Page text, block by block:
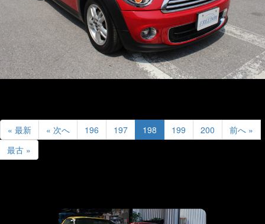
« 最新 « 次へ 196 197 198 199 200
前へ »
最古 »